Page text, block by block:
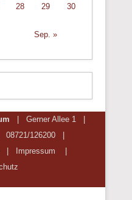
28 29
30
Sep. »
| Gerner Allee 1 |
08721/126200
|
Impressum